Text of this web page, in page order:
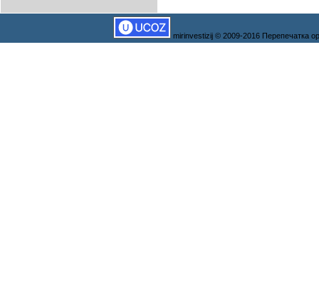
mirinvestizij © 2009-2016 Перепечатка